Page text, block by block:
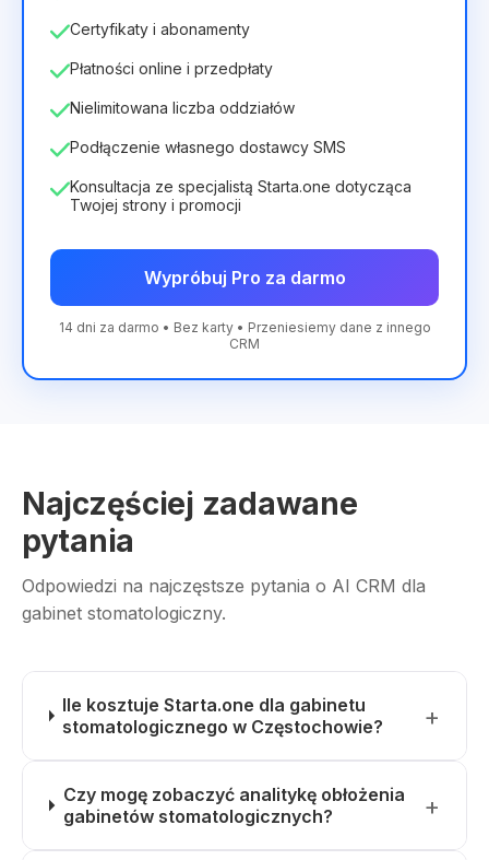
Certyfikaty i abonamenty
Płatności online i przedpłaty
Nielimitowana liczba oddziałów
Podłączenie własnego dostawcy SMS
Konsultacja ze specjalistą Starta.one dotycząca
Twojej strony i promocji
Wypróbuj Pro za darmo
14 dni za darmo • Bez karty • Przeniesiemy dane z innego
CRM
Najczęściej zadawane
pytania
Odpowiedzi na najczęstsze pytania o AI CRM dla
gabinet stomatologiczny.
Ile kosztuje Starta.one dla gabinetu
stomatologicznego w Częstochowie?
Czy mogę zobaczyć analitykę obłożenia
gabinetów stomatologicznych?